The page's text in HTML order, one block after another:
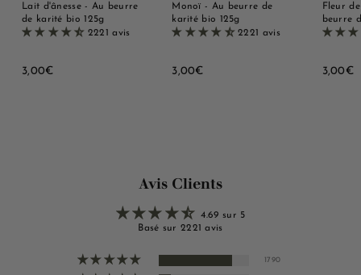
Lait d'ânesse - Au beurre
de karité bio 125g
2221 avis
3,00€3
Monoï - Au beurre de
karité bio 125g
2221 avis
3,00€3
Fleur
beurre
3,00€3
Avis Clients
4.69 sur 5
Basé sur 2221 avis
1790